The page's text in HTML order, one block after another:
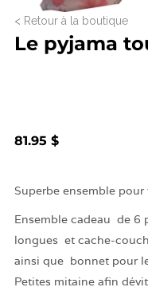
< Retour à la boutique
Le pyjama
81.95 $
Superbe ensemble pour
Ensemble cadeau de 6
longues et cache-
ainsi que bonnet pour
Petites mitaine afin